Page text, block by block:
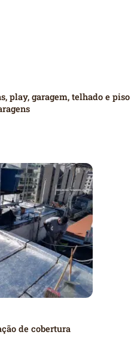
play, garagem, telhado e piso
de cobertura